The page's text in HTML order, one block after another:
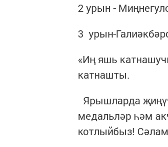
2 урын -
3 урын-
«Иң яшь
катнашты.
Ярышларда
медальләр һәм
котлыйбыз!